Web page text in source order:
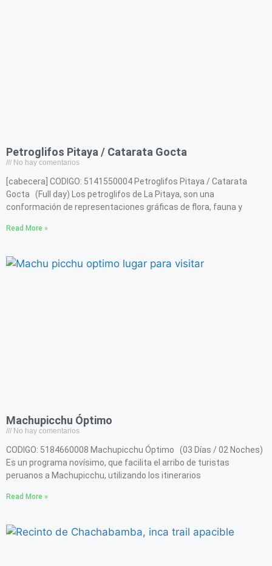
Petroglifos Pitaya / Catarata Gocta
No hay comentarios
[cabecera] CODIGO: 5141550004 Petroglifos Pitaya / Catarata
Gocta (Full day) Los petroglifos de La Pitaya, son una
conformación de representaciones gráficas de flora, fauna y
Read More »
Machupicchu Óptimo
No hay comentarios
CODIGO: 5184660008 Machupicchu Óptimo (03 Días / 02 Noches)
Es un programa novísimo, que facilita el arribo de turistas
peruanos a Machupicchu, utilizando los itinerarios
Read More »